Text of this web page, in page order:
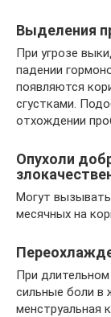
Выделения
При угрозе
падении
появляются
сгустками.
отхождении
Опухоли
Могут
месячных на
При
сильные боли в
менструальная